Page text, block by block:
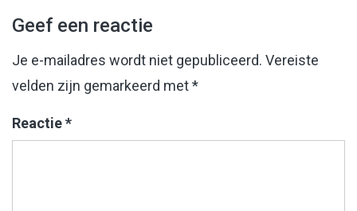
Geef een reactie
Je e-mailadres wordt niet gepubliceerd. Vereiste
velden zijn gemarkeerd met*
Reactie*